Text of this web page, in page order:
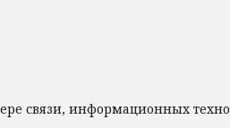
связи, информационных